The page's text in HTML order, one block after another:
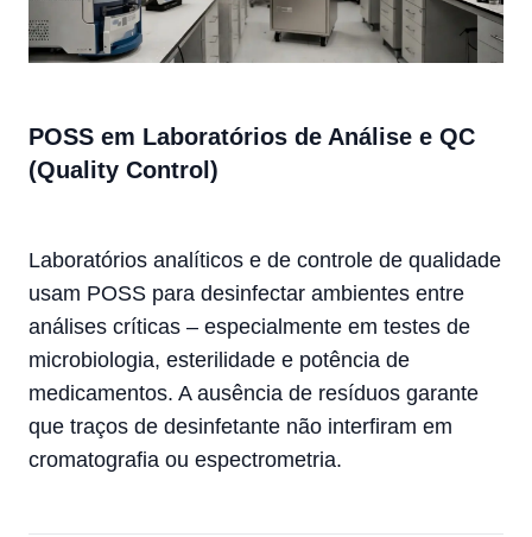
POSS em Laboratórios de Análise e QC
(Quality Control)
Laboratórios analíticos e de controle de qualidade
usam POSS para desinfectar ambientes entre
análises críticas – especialmente em testes de
microbiologia, esterilidade e potência de
medicamentos. A ausência de resíduos garante
que traços de desinfetante não interfiram em
cromatografia ou espectrometria.